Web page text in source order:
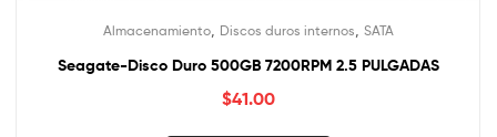
Almacenamiento, Discos duros internos SATA
Seagate-Disco Duro 500GB 7200RPM 2.5 PULGADAS
$41.00